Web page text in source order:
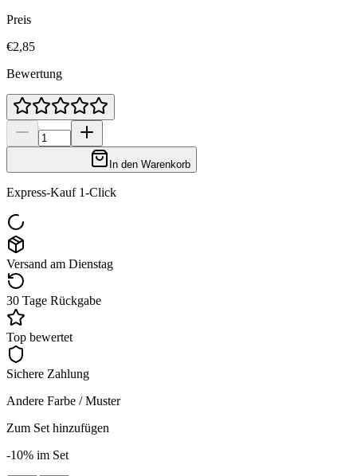
Preis
€2,85
Bewertung
In den Warenkorb
Express-Kauf 1-Click
Versand am Dienstag
30 Tage Rückgabe
Top bewertet
Sichere Zahlung
Andere Farbe / Muster
Zum Set hinzufügen
-10% im Set